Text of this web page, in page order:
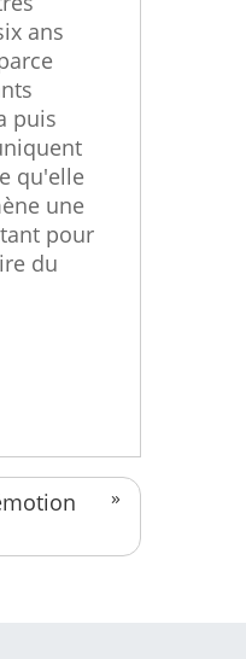
ans
puis
qu'elle
une
pour
du